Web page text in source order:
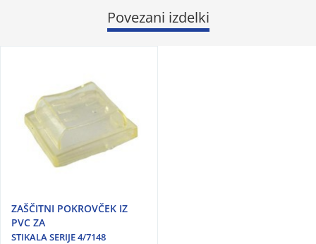
Povezani izdelki
ZAŠČITNI POKROVČEK IZ
PVC ZA
STIKALA SERIJE 4/7148